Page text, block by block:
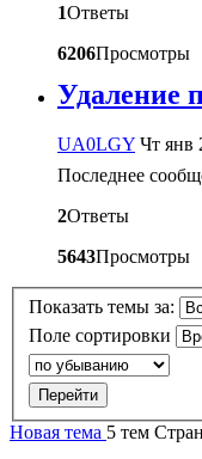
1Ответы
6206Просмотры
Удаление
UA0LGY Чт янв
Последнее
2Ответы
5643Просмотры
Показать темы за:
Поле сортировки
Новая тема 5 тем